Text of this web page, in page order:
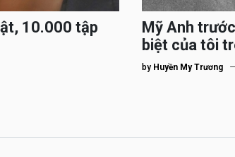
10.000 tập
Mỹ Anh
biệt của tôi
by Huyền My Trương